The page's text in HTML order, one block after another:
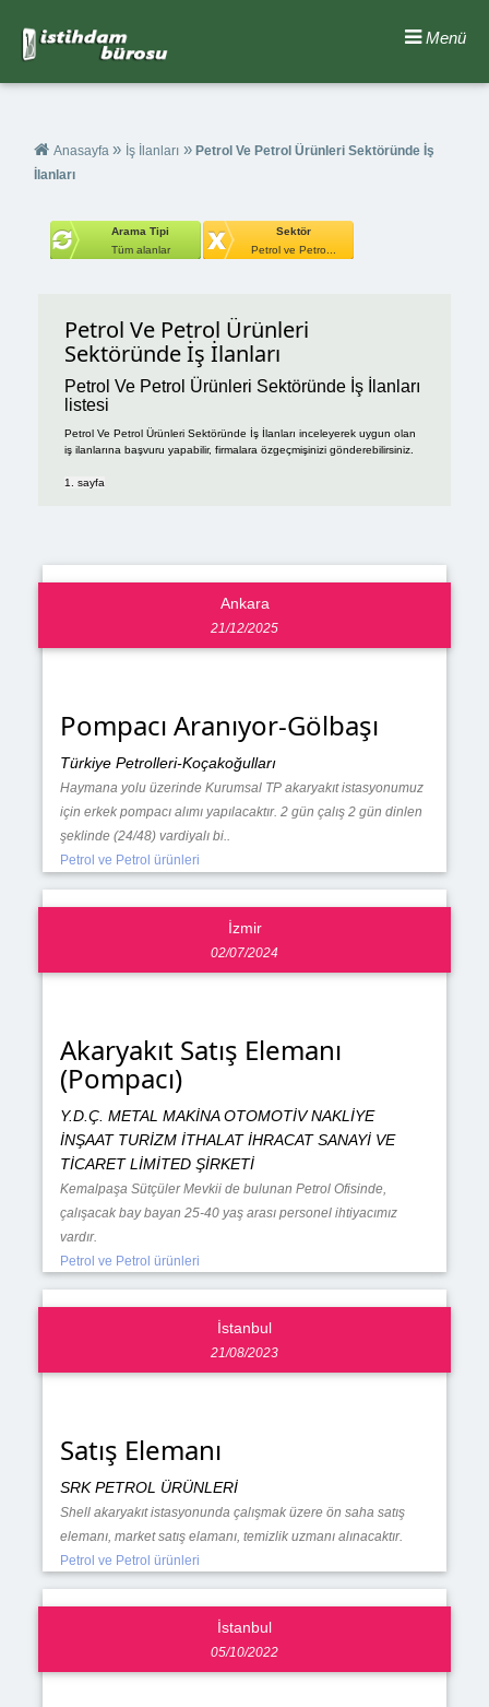
Menü
Anasayfa » İş İlanları » Petrol Ve Petrol Ürünleri Sektöründe İş
İlanları
Arama Tipi
Tüm alanlar
Sektör
Petrol ve Petro...
Petrol Ve Petrol Ürünleri
Sektöründe İş İlanları
Petrol Ve Petrol Ürünleri Sektöründe İş İlanları
listesi
Petrol Ve Petrol Ürünleri Sektöründe İş İlanları inceleyerek uygun olan
iş ilanlarına başvuru yapabilir, firmalara özgeçmişinizi gönderebilirsiniz.
1. sayfa
Ankara
21/12/2025
Pompacı Aranıyor-Gölbaşı
Türkiye Petrolleri-Koçakoğulları
Haymana yolu üzerinde Kurumsal TP akaryakıt istasyonumuz
için erkek pompacı alımı yapılacaktır. 2 gün çalış 2 gün dinlen
şeklinde (24/48) vardiyalı bi..
Petrol ve Petrol ürünleri
İzmir
02/07/2024
Akaryakıt Satış Elemanı
(Pompacı)
Y.D.Ç. METAL MAKİNA OTOMOTİV NAKLİYE
İNŞAAT TURİZM İTHALAT İHRACAT SANAYİ VE
TİCARET LİMİTED ŞİRKETİ
Kemalpaşa Sütçüler Mevkii de bulunan Petrol Ofisinde,
çalışacak bay bayan 25-40 yaş arası personel ihtiyacımız
vardır.
Petrol ve Petrol ürünleri
İstanbul
21/08/2023
Satış Elemanı
SRK PETROL ÜRÜNLERİ
Shell akaryakıt istasyonunda çalışmak üzere ön saha satış
elemanı, market satış elamanı, temizlik uzmanı alınacaktır.
Petrol ve Petrol ürünleri
İstanbul
05/10/2022